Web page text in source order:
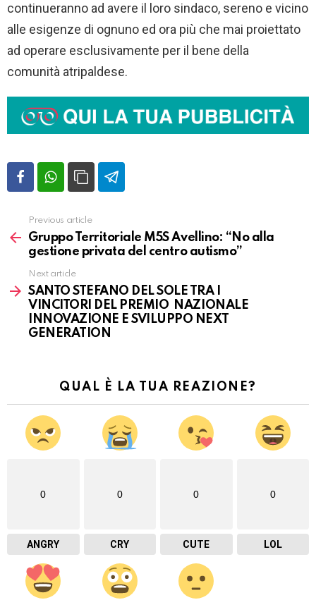
continueranno ad avere il loro sindaco, sereno e vicino
alle esigenze di ognuno ed ora più che mai proiettato
ad operare esclusivamente per il bene della
comunità atripaldese.
Vedi
altro
Previous article
Gruppo Territoriale M5S Avellino: “No alla
gestione privata del centro autismo”
Next article
SANTO STEFANO DEL SOLE TRA I
VINCITORI DEL PREMIO NAZIONALE
INNOVAZIONE E SVILUPPO NEXT
GENERATION
QUAL È LA TUA REAZIONE?
0
ANGRY
0
CRY
0
CUTE
0
LOL